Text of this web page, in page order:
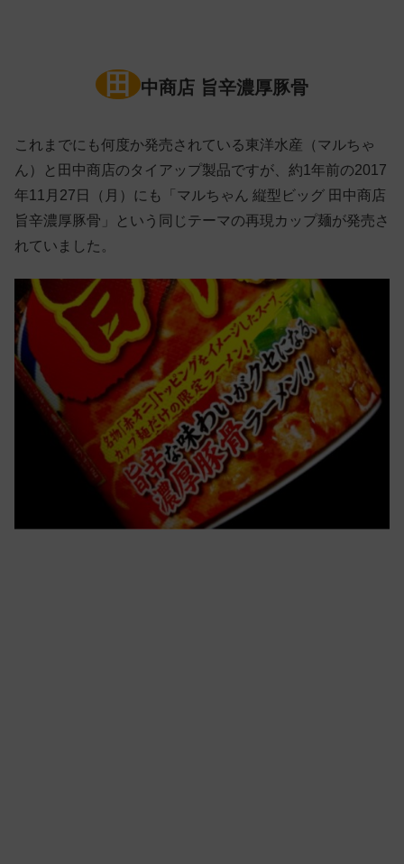
田 中商店 旨辛濃厚豚骨
これまでにも何度か発売されている東洋水産（マルちゃ
ん）と田中商店のタイアップ製品ですが、約1年前の2017
年11月27日（月）にも「マルちゃん 縦型ビッグ 田中商店
旨辛濃厚豚骨」という同じテーマの再現カップ麺が発売さ
れていました。